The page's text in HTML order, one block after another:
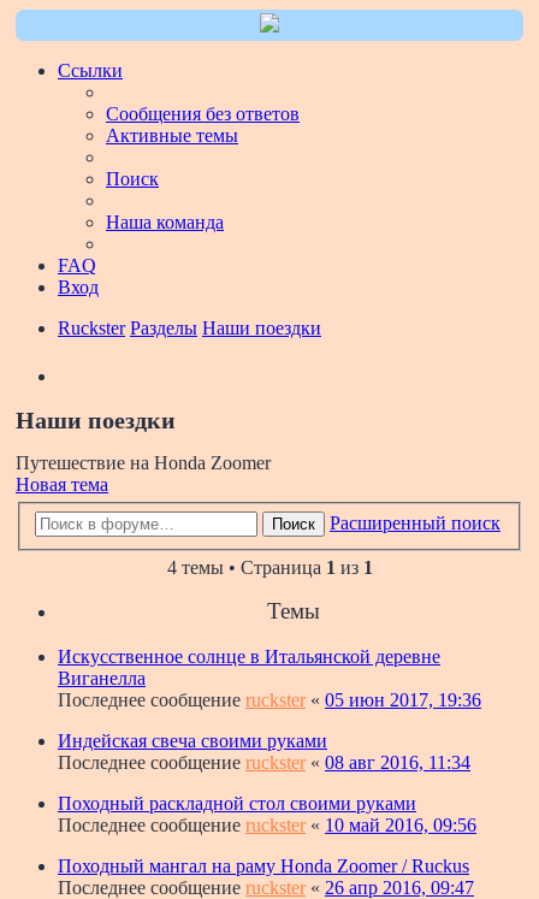
Ссылки
Сообщения без ответов
Активные темы
Поиск
Наша команда
FAQ
Вход
Ruckster Разделы Наши поездки
Наши поездки
Путешествие на Honda Zoomer
Новая тема
Поиск Расширенный поиск
4 темы • Страница 1 из 1
Темы
Искусственное солнце в Итальянской деревне
Виганелла
Последнее сообщение ruckster« 05 июн 2017, 19:36
Индейская свеча своими руками
Последнее сообщение ruckster« 08 авг 2016, 11:34
Походный раскладной стол своими руками
Последнее сообщение ruckster« 10 май 2016, 09:56
Походный мангал на раму Honda Zoomer / Ruckus
Последнее сообщение ruckster« 26 апр 2016, 09:47